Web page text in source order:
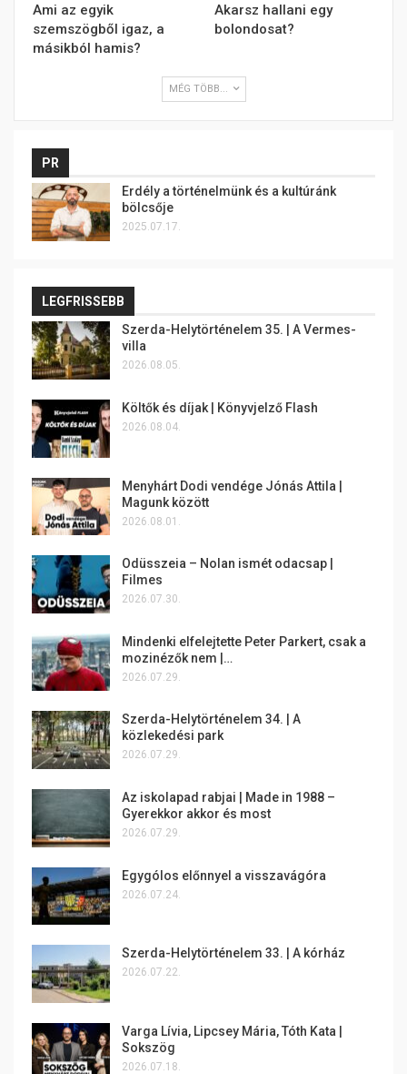
Ami az egyik
szemszögből igaz, a
másikból hamis?
Akarsz hallani egy
bolondosat?
MÉG TÖBB...
PR
Erdély a történelmünk és a kultúránk
bölcsője
2025.07.17.
LEGFRISSEBB
Szerda-Helytörténelem 35. | A Vermes-
villa
2026.08.05.
Költők és díjak | Könyvjelző Flash
2026.08.04.
Menyhárt Dodi vendége Jónás Attila |
Magunk között
2026.08.01.
Odüsszeia – Nolan ismét odacsap |
Filmes
2026.07.30.
Mindenki elfelejtette Peter Parkert, csak a
mozinézők nem |…
2026.07.29.
Szerda-Helytörténelem 34. | A
közlekedési park
2026.07.29.
Az iskolapad rabjai | Made in 1988 –
Gyerekkor akkor és most
2026.07.29.
Egygólos előnnyel a visszavágóra
2026.07.24.
Szerda-Helytörténelem 33. | A kórház
2026.07.22.
Varga Lívia, Lipcsey Mária, Tóth Kata |
Sokszög
2026.07.18.